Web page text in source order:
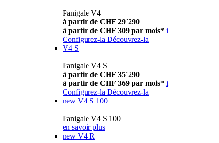
Panigale V4
à partir de CHF 29´290
à partir de CHF 309 par mois* i
Configurez-la Découvrez-la
V4 S
Panigale V4 S
à partir de CHF 35´290
à partir de CHF 369 par mois* i
Configurez-la Découvrez-la
new V4 S 100
Panigale V4 S 100
en savoir plus
new V4 R